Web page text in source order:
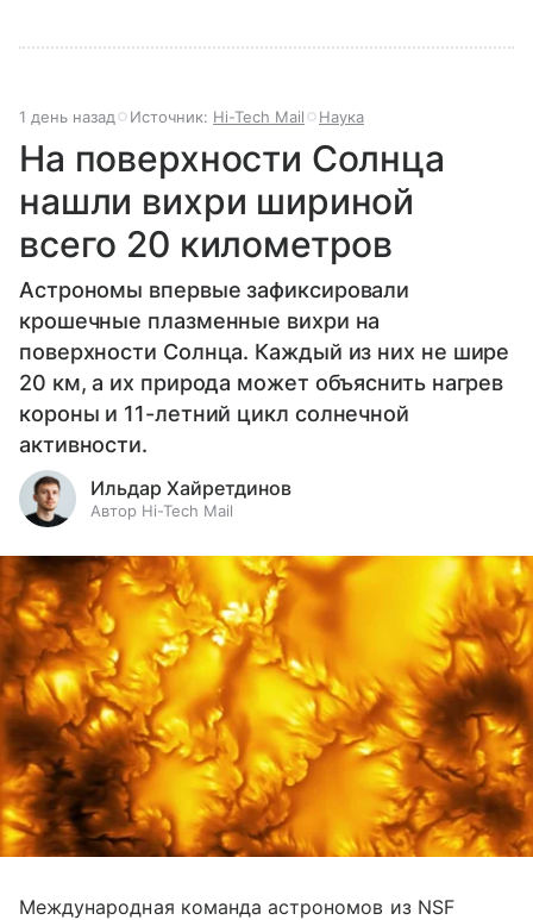
1 день назад Источник: Hi-Tech Mail Наука
На поверхности Солнца
нашли вихри шириной
всего 20 километров
Астрономы впервые зафиксировали
крошечные плазменные вихри на
поверхности Солнца. Каждый из них не шире
20 км, а их природа может объяснить нагрев
короны и 11-летний цикл солнечной
активности.
Ильдар Хайретдинов
Автор Hi-Tech Mail
Международная команда астрономов из NSF